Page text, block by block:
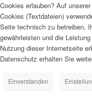
Cookies erlauben? Auf
Cookies (Textdateien)
Seite technisch zu betreiben,
gewährleisten und die
Nutzung dieser Internetseite
Datenschutz erhalten Sie
Einverstanden